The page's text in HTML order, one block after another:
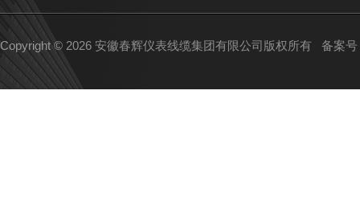
Copyright © 2026 安徽春辉仪表线缆集团有限公司版权所有 备案号